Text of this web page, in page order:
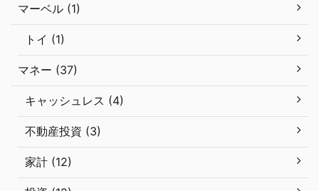
マーベル (1)
トイ (1)
マネー (37)
キャッシュレス (4)
不動産投資 (3)
家計 (12)